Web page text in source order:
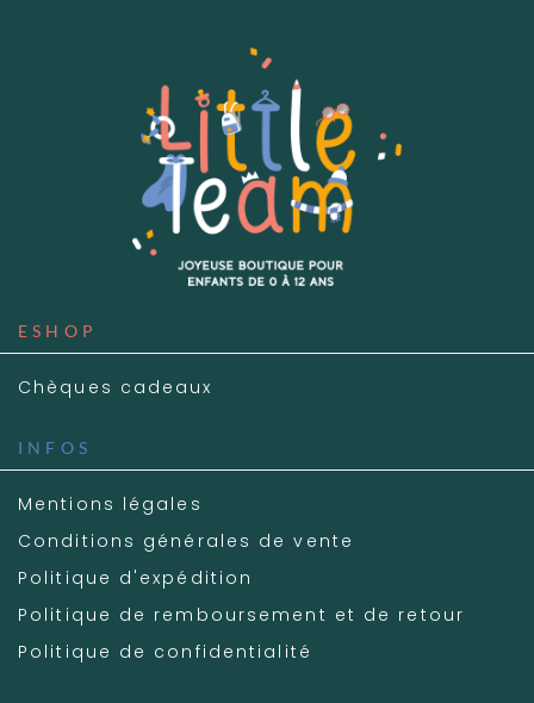
ESHOP
Chèques cadeaux
INFOS
Mentions légales
Conditions générales de vente
Politique d'expédition
Politique de remboursement et de retour
Politique de confidentialité